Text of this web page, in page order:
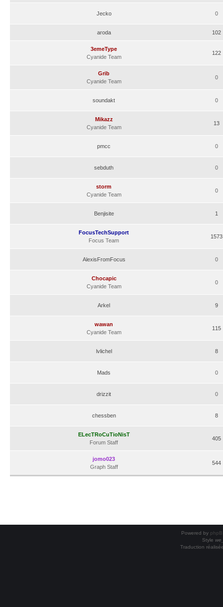
Jecko 0
aroda 102
3emeType
Cyanide Team
122
Grib
Cyanide Team
0
soundakt 0
Mikazz
Cyanide Team
13
pmcc 0
sebduth 0
storm
Cyanide Team
0
Benjisite 1
FocusTechSupport
Focus Team
1573
AlexisFromFocus 0
Chocapic
Cyanide Team
0
Arkel 9
wawan
Cyanide Team
115
lvlichel 8
Mads 0
drizzit 0
chessben 8
ELecTRoCuTioNisT
Forum Staff
405
jomo023
Graph Staff
544
Powered by
Style
Traduction